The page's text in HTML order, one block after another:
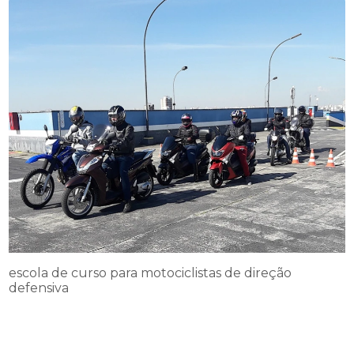
escola de curso para motociclistas de direção
defensiva